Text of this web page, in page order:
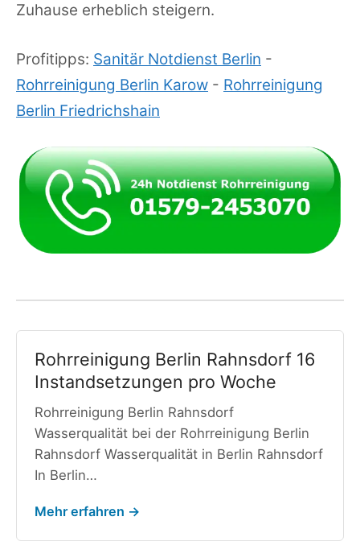
Zuhause erheblich steigern.
Profitipps: Sanitär Notdienst Berlin -
Rohrreinigung Berlin Karow - Rohrreinigung
Berlin Friedrichshain
Rohrreinigung Berlin Rahnsdorf 16
Instandsetzungen pro Woche
Rohrreinigung Berlin Rahnsdorf
Wasserqualität bei der Rohrreinigung Berlin
Rahnsdorf Wasserqualität in Berlin Rahnsdorf
In Berlin…
Mehr erfahren →